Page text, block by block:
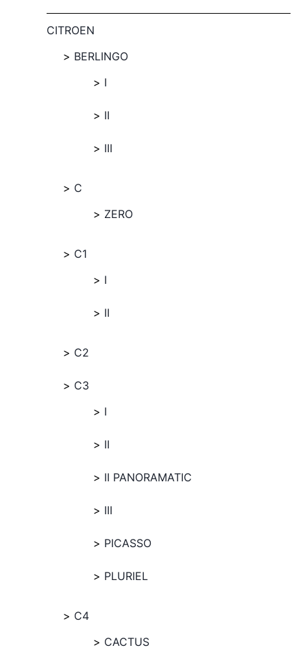
CITROEN
BERLINGO
I
II
III
C
ZERO
C1
I
II
C2
C3
I
II
II PANORAMATIC
III
PICASSO
PLURIEL
C4
CACTUS